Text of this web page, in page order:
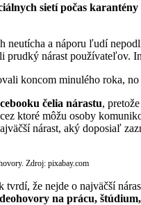
sietí počas
a náporu ľudí
prudký nárast
koncom minulého roka,
čelia nárastu,
ktoré môžu osoby
nárast, aký doposiaľ
Zdroj: pixabay.com
že nejde o najväčší
na prácu,